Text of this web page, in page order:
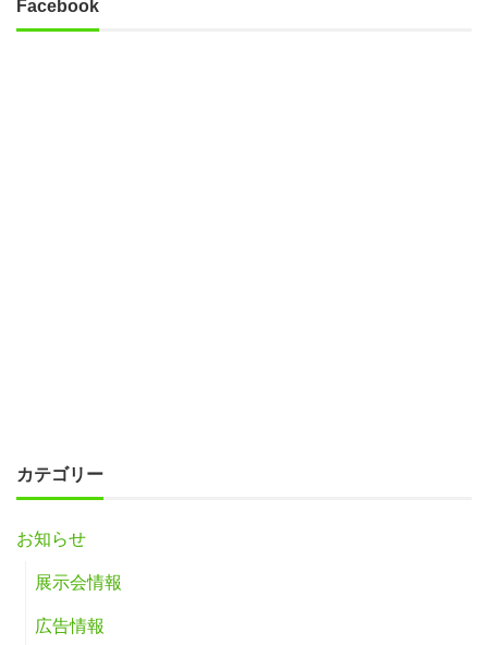
Facebook
カテゴリー
お知らせ
展示会情報
広告情報